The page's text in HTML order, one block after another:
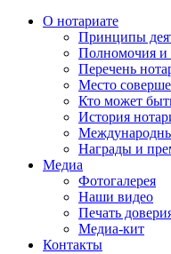
О нотариате
Принципы
Полномочия и
Перечень
Место
Кто может
История
Награды и
Медиа
Фотогалерея
Наши видео
Печать
Медиа-кит
Контакты